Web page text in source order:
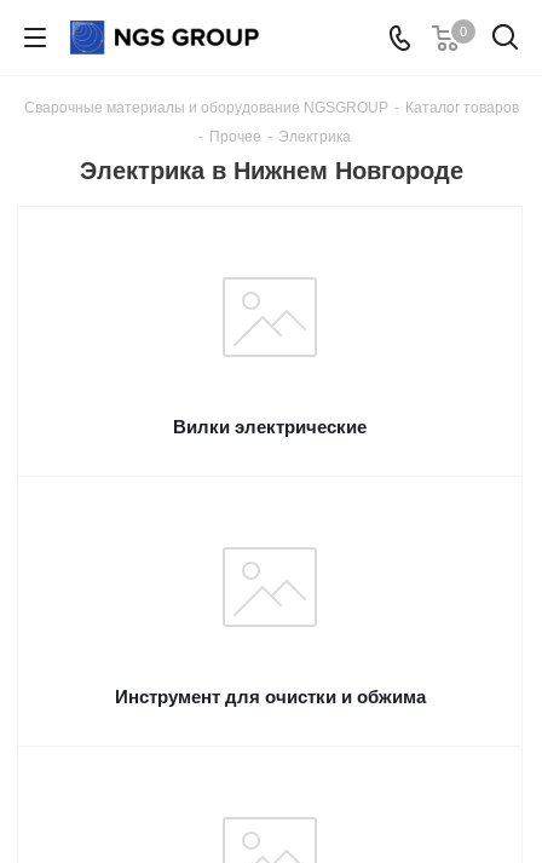
0
Сварочные материалы и оборудование NGSGROUP - Каталог товаров
- Прочее - Электрика
Электрика в Нижнем Новгороде
Вилки электрические
Инструмент для очистки и обжима